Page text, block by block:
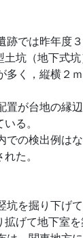
では昨年度３
土坑（地下式坑
く，縦横２ｍ
が台地の縁辺
る。
の検出例はな
た。
を掘り下げて
げて地下室を